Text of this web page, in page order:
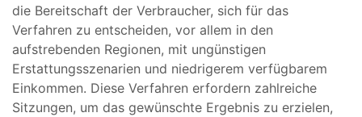
die Bereitschaft der Verbraucher, sich für das
Verfahren zu entscheiden, vor allem in den
aufstrebenden Regionen, mit ungünstigen
Erstattungsszenarien und niedrigerem verfügbarem
Einkommen. Diese Verfahren erfordern zahlreiche
Sitzungen, um das gewünschte Ergebnis zu erzielen,